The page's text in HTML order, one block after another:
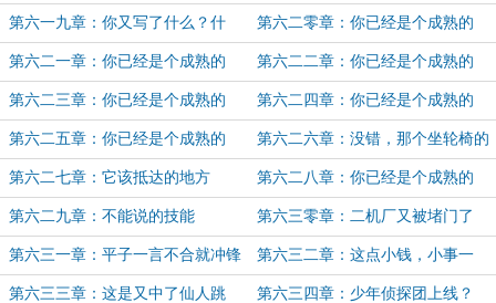
们想当我奶奶？ 就这样对我？
第六一九章：你又写了什么？什
么？不知道？
第六二零章：你已经是个成熟的
OIFU了，该会自己撸网贷了
第六二一章：你已经是个成熟的
OIFU了，该会自己薅骗子了
第六二二章：你已经是个成熟的
OIFU了，该会自己发礼包了
第六二三章：你已经是个成熟的
OIFU了，该会自己显灵了
第六二四章：你已经是个成熟的
OIFU了，该会自己续命了
第六二五章：你已经是个成熟的
OIFU 了，该会自己发版了
第六二六章：没错，那个坐轮椅的
才是平子
第六二七章：它该抵达的地方 第六二八章：你已经是个成熟的
OIFU 了，该会自己找继承人了
第六二九章：不能说的技能 第六三零章：二机厂又被堵门了
第六三一章：平子一言不合就冲锋
的根源找到了
第六三二章：这点小钱，小事一
桩，哎呀无敌真寂寞！
第六三三章：这是又中了仙人跳 第六三四章：少年侦探团上线？